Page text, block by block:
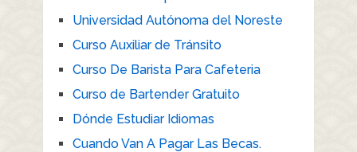
Universidad Autónoma del Noreste
Curso Auxiliar de Tránsito
Curso De Barista Para Cafeteria
Curso de Bartender Gratuito
Dónde Estudiar Idiomas
Cuando Van A Pagar Las Becas.